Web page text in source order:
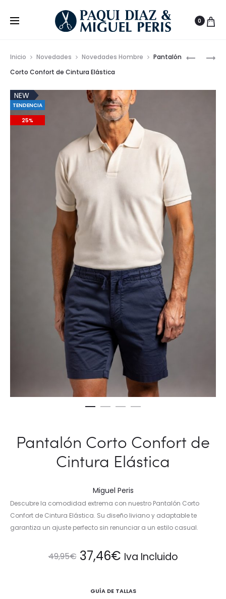
0
VESTIDO
Inicio Novedades Novedades Hombre
Pantalón
Corto Confort de Cintura Elástica
TENDENCIA
25%
NEW
Pantalón Corto Confort de
Cintura Elástica
Miguel Peris
Descubre la comodidad extrema con nuestro Pantalón Corto
Confort de Cintura Elástica. Su diseño liviano y adaptable te
garantiza un ajuste perfecto sin renunciar a un estilo casual.
49,95€ El
37,46€ElIva Incluido
GUÍA DE TALLAS